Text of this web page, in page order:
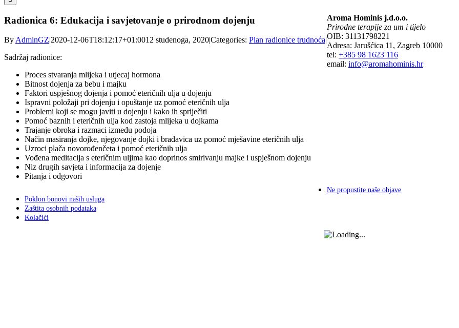
Radionica 6: Edukacija i savjetovanje o prirodnom dojenju
ByAdminGZ|2020-12-06T18:12:17+01:0012 studenoga, 2020|Categories: Plan radionice trudnoća|
Sadržaj radionice:
Proces stvaranja mlijeka i utjecaj hormona
Bitnost dojenja za bebu i majku
Faktori uspješnog dojenja i pomoć eteričnih ulja u dojenju
Ispravni položaji pri dojenju i opuštanje uz pomoć eteričnih ulja
Problemi koji se mogu javiti u dojenju i kako ih spriječiti
Pomoć baznih i eteričnih ulja kod zastoja mlijeka u dojkama
Trajanje obroka i razmaci između podoja
Način masiranja dojke, njegovanje dojki i bradavica uz pomoć mješavine eteričnih ulja
Uzroci plača novorođenčeta i pomoć eteričnih ulja
Vođena meditacija s eteričnim uljima kao doprinos smirivanju majke i uspješnom dojenju
Niz drugih savjeta i informacija za dojenje
Pitanja i odgovori
Aroma Hominis j.d.o.o.
Prirodne terapije za um i tijelo
OIB: 31131798221
Adresa: Jarušćica 11, Zagreb 10000
tel: +385 98 1623 116
email: info@aromahominis.hr
Ne propustite naše objave
Poklon bonovi naših usluga
Zaštita osobnih podataka
Kolačići